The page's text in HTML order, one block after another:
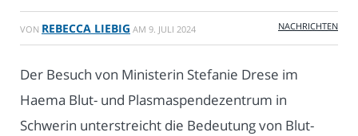
VON REBECCA LIEBIG AM 9. JULI 2024 NACHRICHTEN
Der Besuch von Ministerin Stefanie Drese im
Haema Blut- und Plasmaspendezentrum in
Schwerin unterstreicht die Bedeutung von Blut-